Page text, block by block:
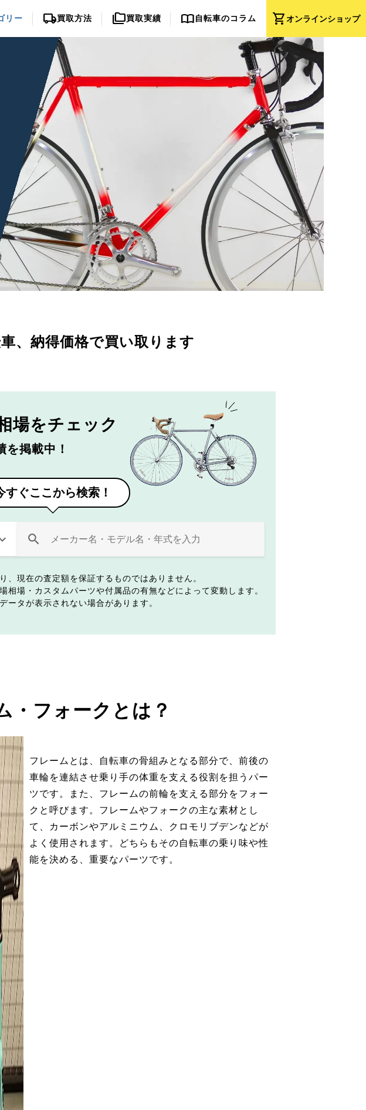
shopping_cartオンラインショップ
リー local_shipping買取方法 folder_copy買取実績 import_contacts自転車のコラム
、 納得価格で買い取ります
場をチェック
を掲載中！
すぐここから検索！
、現在の査定額を保証するものではありません。
相場・カスタムパーツや付属品の有無などによって変動します。
ータが表示されない場合があります。
・フォークとは？
フレームとは、自転車の骨組みとなる部分で、前後の
車輪を連結させ乗り手の体重を支える役割を担うパー
ツです。また、フレームの前輪を支える部分をフォー
クと呼びます。フレームやフォークの主な素材とし
て、カーボンやアルミニウム、クロモリブデンなどが
よく使用されます。どちらもその自転車の乗り味や性
能を決める、重要なパーツです。